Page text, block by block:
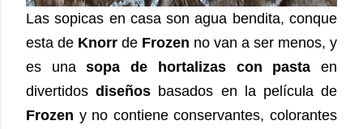
Las sopicas en casa son agua bendita, conque
esta de Knorr de Frozen no van a ser menos, y
es unasopa de hortalizas con pasta en
divertidosdiseños basados en la película de
Frozen y no contiene conservantes, colorantes